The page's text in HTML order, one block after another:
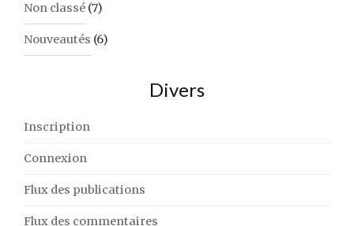
Non classé (7)
Nouveautés (6)
Divers
Inscription
Connexion
Flux des publications
Flux des commentaires